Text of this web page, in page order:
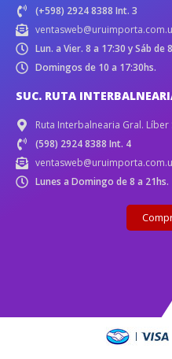
(+598) 2924 8388 Int. 3
Lun. a Vier. 8 a 17:30 y Sáb de
Domingos de 10 a 17:30hs.
SUC. RUTA
Ruta Interbalnearia Gral. Líber
(598) 2924 8388 Int. 4
Lunes a Domingo de 8 a 21hs.